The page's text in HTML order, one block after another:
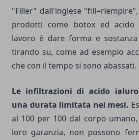
"Filler" dall'inglese
prodotti come botox ed
lavoro è dare forma e
tirando su, come ad esempio
che con il tempo si sono abassati.
Le infiltrazioni di acido
una durata limitata nei mesi.
al 100 per 100 dal corpo
loro garanzia, non possono